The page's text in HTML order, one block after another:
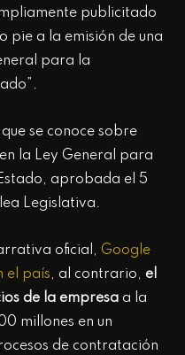
publicitado
pie a la emisión de una
para la
se conoce sobre
la Ley General para
aprobada el 5
Legislativa.
oficial, Google
el país, al contrario, el
de la empresa a la
millones en un
de contratación